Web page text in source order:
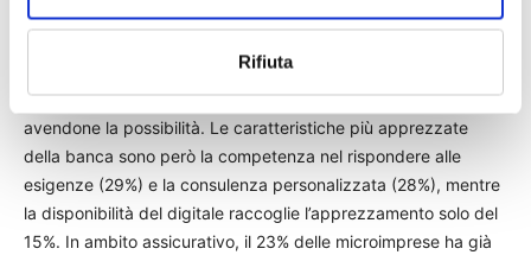
Rifiuta
delle partite Iva non sono molto diversi da quelli dei
personalizzata. Il 27% delle microimprese ha già richiesto
online un prestito, più un 8% che vorrebbe farlo pur non
avendone la possibilità. Le caratteristiche più apprezzate
della banca sono però la competenza nel rispondere alle
esigenze (29%) e la consulenza personalizzata (28%), mentre
la disponibilità del digitale raccoglie l’apprezzamento solo del
15%. In ambito assicurativo, il 23% delle microimprese ha già